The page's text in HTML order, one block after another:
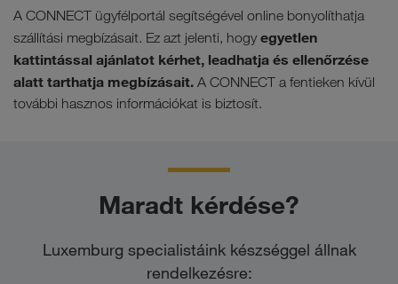
A CONNECT ügyfélportál segítségével online bonyolíthatja
szállítási megbízásait. Ez azt jelenti, hogy egyetlen
kattintással ajánlatot kérhet, leadhatja és ellenőrzése
alatt tarthatja megbízásait. A CONNECT a fentieken kívül
további hasznos információkat is biztosít.
Maradt kérdése?
Luxemburg specialistáink készséggel állnak
rendelkezésre: